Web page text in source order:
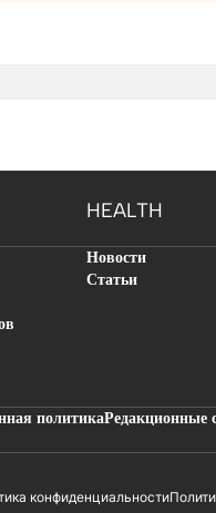
HEALTH
Новости
Статьи
политикаРедакционные
конфиденциальности